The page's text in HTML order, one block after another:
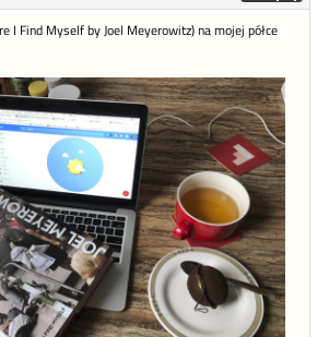
I Find Myself by Joel Meyerowitz) na mojej półce